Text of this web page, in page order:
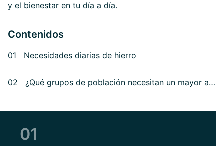
y el bienestar en tu día a día.
Contenidos
01 Necesidades diarias de hierro
02 ¿Qué grupos de población necesitan un mayor aporte de hierro?
01